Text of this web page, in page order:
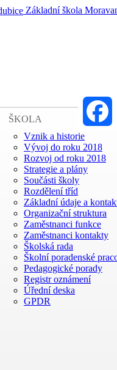
Základní škola
ŠKOLA
Vznik a historie
Vývoj do roku 2018
Rozvoj od roku 2018
Strategie a plány
Součásti školy
Rozdělení tříd
Základní údaje a
Organizační struktura
Zaměstnanci funkce
Zaměstnanci kontakty
Školská rada
Školní poradenské
Pedagogické porady
Registr oznámení
Úřední deska
GPDR